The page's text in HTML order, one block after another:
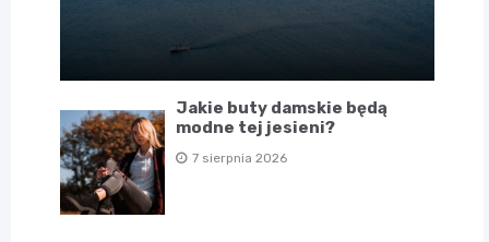
Jakie buty damskie będą
modne tej jesieni?
7 sierpnia 2026